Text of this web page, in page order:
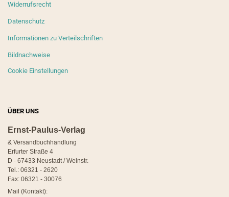
Widerrufsrecht
Datenschutz
Informationen zu Verteilschriften
Bildnachweise
Cookie Einstellungen
ÜBER UNS
Ernst-Paulus-Verlag
& Versandbuchhandlung
Erfurter Straße 4
D - 67433 Neustadt / Weinstr.
Tel.: 06321 - 2620
Fax: 06321 - 30076
Mail (Kontakt):